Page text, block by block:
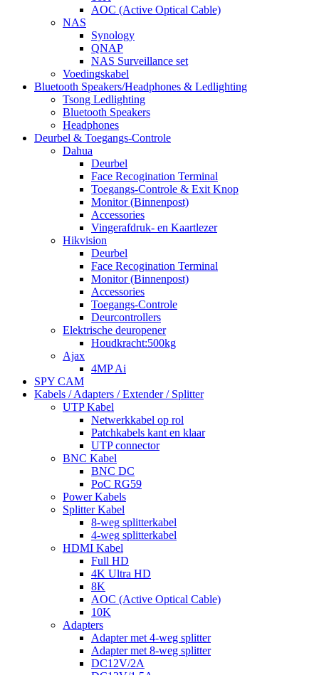
AOC (Active Optical Cable)
NAS
Synology
QNAP
NAS Surveillance set
Voedingskabel
Bluetooth Speakers/Headphones & Ledlighting
Tsong Ledlighting
Bluetooth Speakers
Headphones
Deurbel & Toegangs-Controle
Dahua
Deurbel
Face Recogination Terminal
Toegangs-Controle & Exit Knop
Monitor (Binnenpost)
Accessories
Vingerafdruk- en Kaartlezer
Hikvision
Deurbel
Face Recogination Terminal
Monitor (Binnenpost)
Accessories
Toegangs-Controle
Deurcontrollers
Elektrische deuropener
Houdkracht:500kg
Ajax
4MP Ai
SPY CAM
Kabels / Adapters / Extender / Splitter
UTP Kabel
Netwerkkabel op rol
Patchkabels kant en klaar
UTP connector
BNC Kabel
BNC DC
PoC RG59
Power Kabels
Splitter Kabel
8-weg splitterkabel
4-weg splitterkabel
HDMI Kabel
Full HD
4K Ultra HD
8K
AOC (Active Optical Cable)
10K
Adapters
Adapter met 4-weg splitter
Adapter met 8-weg splitter
DC12V/2A